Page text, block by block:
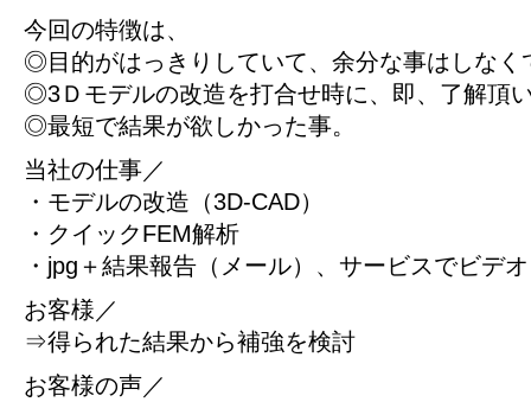
今回の特徴は、
◎目的がはっきりしていて、余分な事はしなく
◎3Ｄモデルの改造を打合せ時に、即、了解頂
◎最短で結果が欲しかった事。
当社の仕事／
・モデルの改造（3D-CAD）
・クイックFEM解析
・jpg＋結果報告（メール）、サービスでビデオ
お客様／
⇒得られた結果から補強を検討
お客様の声／